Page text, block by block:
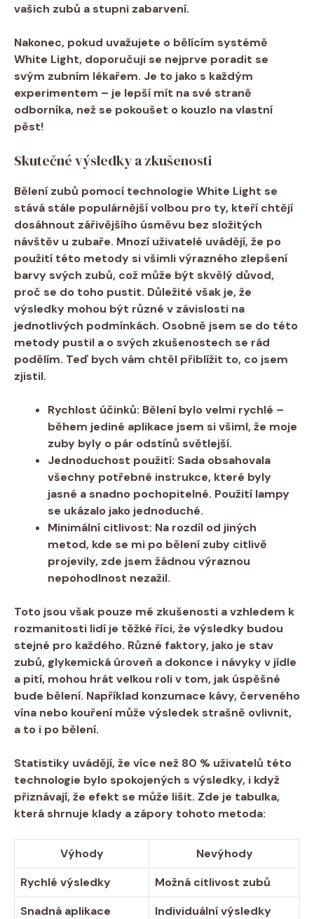
vašich zubů a stupni zabarvení.
Nakonec, pokud uvažujete o bělícím‌ systémě
White Light, doporučuji se ⁤nejprve poradit se
svým zubním lékařem. Je to ‍jako s každým
experimentem – je lepší mít na své straně
odborníka, ⁢než se pokoušet o kouzlo na vlastní
pěst!
Skutečné ​výsledky a zkušenosti
Bělení zubů pomocí technologie White Light ⁤se
stává stále populárnější volbou pro ty, kteří chtějí
dosáhnout zářivějšího úsměvu⁣ bez složitých
návštěv u zubaře. Mnozí uživatelé uvádějí, že po
použití této metody ⁤si všimli ⁢výrazného zlepšení
barvy svých zubů,⁣ což může být skvělý důvod,
proč se do toho pustit. Důležité ⁣však je, že
výsledky mohou být různé v závislosti ⁤na
jednotlivých podmínkách. Osobně jsem se do této
metody pustil a o ⁤svých zkušenostech se rád‍
podělím. Teď ⁢bych ⁤vám chtěl ⁤přiblížit to, co jsem
zjistil.
Rychlost účinků: Bělení⁣ bylo velmi‌ rychlé –
během jediné aplikace jsem si všiml, že moje
zuby byly ⁣o pár odstínů světlejší.
Jednoduchost použití: Sada obsahovala
všechny potřebné instrukce, které byly
jasné a snadno⁢ pochopitelné. Použití lampy
se ukázalo jako jednoduché.
Minimální citlivost: Na rozdíl od jiných
metod, kde se mi po bělení ​zuby​ citlivě⁢
projevily, zde ​jsem žádnou výraznou
nepohodlnost nezažil.
Toto jsou však pouze mé ‍zkušenosti‌ a vzhledem k
⁤rozmanitosti⁤ lidí je těžké říci, že výsledky⁤ budou
stejné pro ⁣každého. Různé faktory, jako je stav
zubů, glykemická úroveň⁢ a dokonce i návyky v jídle‌
a pití, mohou hrát velkou roli v tom, jak úspěšné
bude bělení. Například konzumace kávy, červeného
vína nebo kouření může ⁣výsledek strašně ovlivnit,
a to i‌ po bělení.
Statistiky uvádějí, že ⁤více než 80 % uživatelů této
‌technologie bylo​ spokojených ​s výsledky, i když
přiznávají, že efekt se může lišit. Zde je tabulka,
která shrnuje⁤ klady a zápory tohoto metoda:
Výhody
Nevýhody
Rychlé výsledky
Možná citlivost zubů
Snadná aplikace
Individuální výsledky